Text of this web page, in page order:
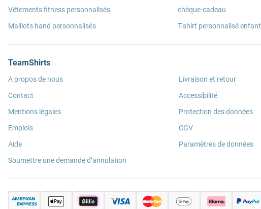
Vêtements fitness personnalisés
Maillots hand personnalisés
chèque-cadeau
T-shirt personnalisé enfant
TeamShirts
A propos de nous
Contact
Mentions légales
Emplois
Aide
Soumettre une demande d’annulation
Livraison et retour
Accessibilité
Protection des données
CGV
Paramètres de données